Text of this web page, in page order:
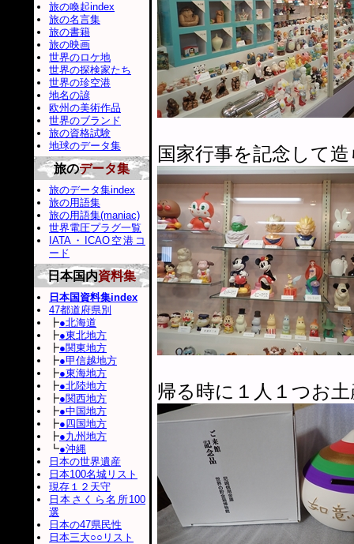
国家行事を記念して
帰る時に１人１つお
旅の喚起index
旅の名言集
旅の書籍
旅の映画
世界のロケ地
世界の探検家たち
世界の珍空港
地名の諺
欧州の美術作品
世界のブランド
旅の資格試験
地球のデータ集
旅のデータ集
旅のデータ集index
旅の用語集
旅の用語集(maniac)
世界電圧プラグ一覧
IATA・ICAO空港コ
ード
日本国内資料集
日本国資料集index
47都道府県別
┣●北海道
┣●東北地方
┣●関東地方
┣●甲信越地方
┣●東海地方
┣●北陸地方
┣●関西地方
┣●中国地方
┣●四国地方
┣●九州地方
┗●沖縄
日本の世界遺産
日本100名城リスト
現存１２天守
日本さくら名所100
選
日本の47県民性
日本三大○○リスト